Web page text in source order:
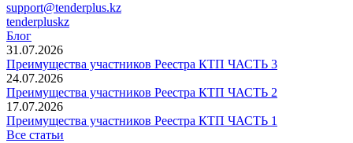
support@tenderplus.kz
tenderpluskz
Блог
31.07.2026
Преимущества участников Реестра КТП ЧАСТЬ 3
24.07.2026
Преимущества участников Реестра КТП ЧАСТЬ 2
17.07.2026
Преимущества участников Реестра КТП ЧАСТЬ 1
Все статьи